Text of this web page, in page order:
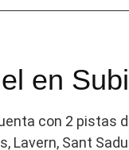
en
con 2 pistas
Lavern, Sant